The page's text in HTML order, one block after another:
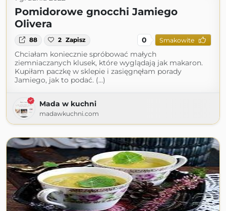
Pomidorowe gnocchi Jamiego
Olivera
88 2 Zapisz 0 Smakowite
Chciałam koniecznie spróbować małych
ziemniaczanych klusek, które wyglądają jak makaron.
Kupiłam paczkę w sklepie i zasięgnęłam porady
Jamiego, jak to podać. (...)
Mada w kuchni
madawkuchni.com